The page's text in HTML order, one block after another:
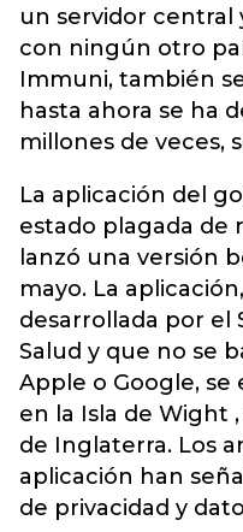
un servidor central
con ningún otro
Immuni, también
hasta ahora se ha
millones de veces,
La aplicación del
estado plagada de
lanzó una versión
mayo. La
desarrollada por el
Salud y que no se
Apple o Google,
en la Isla de Wight
de Inglaterra. Los
aplicación han
de privacidad y